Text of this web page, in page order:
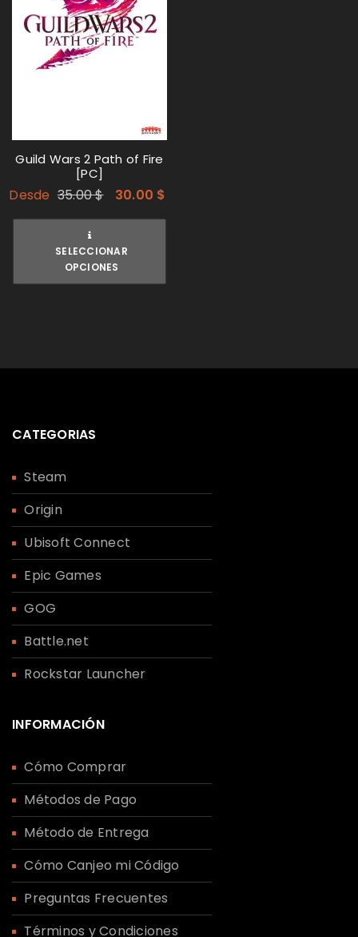
Guild Wars 2 Path of Fire
[PC]
Desde 35.00$ 30.00 $
SELECCIONAR
OPCIONES
CATEGORIAS
Steam
Origin
Ubisoft Connect
Epic Games
GOG
Battle.net
Rockstar Launcher
INFORMACIÓN
Cómo Comprar
Métodos de Pago
Método de Entrega
Cómo Canjeo mi Código
Preguntas Frecuentes
Términos y Condiciones